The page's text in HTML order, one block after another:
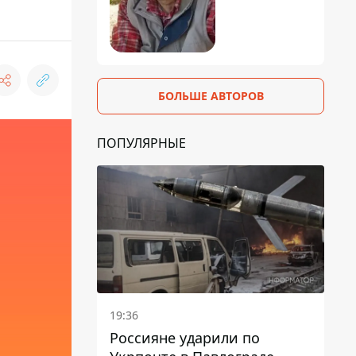
БОЛЬШЕ АВТОРОВ
ПОПУЛЯРНЫЕ
19:36
Россияне ударили по